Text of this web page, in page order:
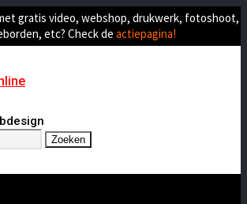
gratis video, webshop, drukwerk, fotoshoot,
etc? Check de actiepagina!